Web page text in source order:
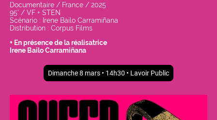
Documentaire / France / 2025
95' / VF + STEN
Scénario : Irene Bailo Carramiñana
Distribution : Corpus Films
+ En présence de la réalisatrice
Irene BailoCarramiñana
Dimanche 8 mars • 14h30 • Lavoir Public